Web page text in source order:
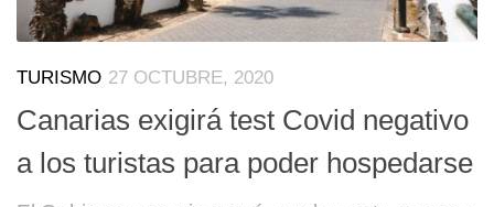
TURISMO 27 OCTUBRE, 2020
Canarias exigirá test Covid negativo
a los turistas para poder hospedarse